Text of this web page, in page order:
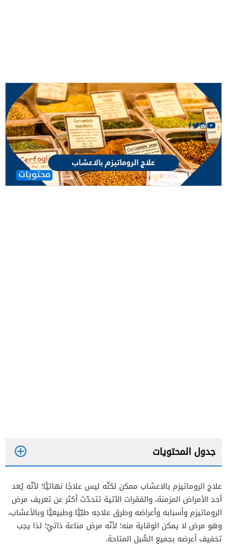
جدول المحتويات
علاج الروماتيزم بالاعشاب ممكن لكنّه ليس علاجًا نهائيًّا؛ لأنّه يُعد
أحد الأمراض المزمنة، والفقرات الآتية تتحدّث أكثر عن تعريف مرض
الروماتيزم وأسبابه وأعراضه وطرق علاجه طبّيًّا وطبيعيًّا وبالأعشاب،
وهو مرض لا يمكن الوقاية منه؛ لأنّه مرض مناعة ذاتيّ؛ لذا يجب
تخفيف أعرضه بجميع السُّبل المتاحة.